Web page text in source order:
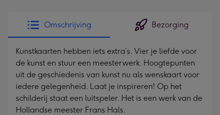
-
Dimensions:
241
x
333
mm
Omschrijving Bezorging
Kunstkaarten hebben iets extra’s. Vier je liefde voor
de kunst en stuur een meesterwerk. Hoogtepunten
uit de geschiedenis van kunst nu als wenskaart voor
iedere gelegenheid. Laat je inspireren! Op het
schilderij staat een luitspeler. Het is een werk van de
Hollandse meester Frans Hals.